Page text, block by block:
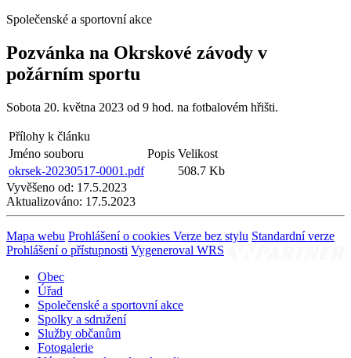
Společenské a sportovní akce
Pozvánka na Okrskové závody v
požárním sportu
Sobota 20. května 2023 od 9 hod. na fotbalovém hřišti.
Přílohy k článku
Jméno souboru
Popis Velikost
okrsek-20230517-0001.pdf
508.7 Kb
Vyvěšeno od: 17.5.2023
Aktualizováno: 17.5.2023
Mapa webu Prohlášení o cookies Verze bez stylu Standardní verze
Prohlášení o přístupnosti Vygeneroval WRS
Obec
Úřad
Společenské a sportovní akce
Spolky a sdružení
Služby občanům
Fotogalerie